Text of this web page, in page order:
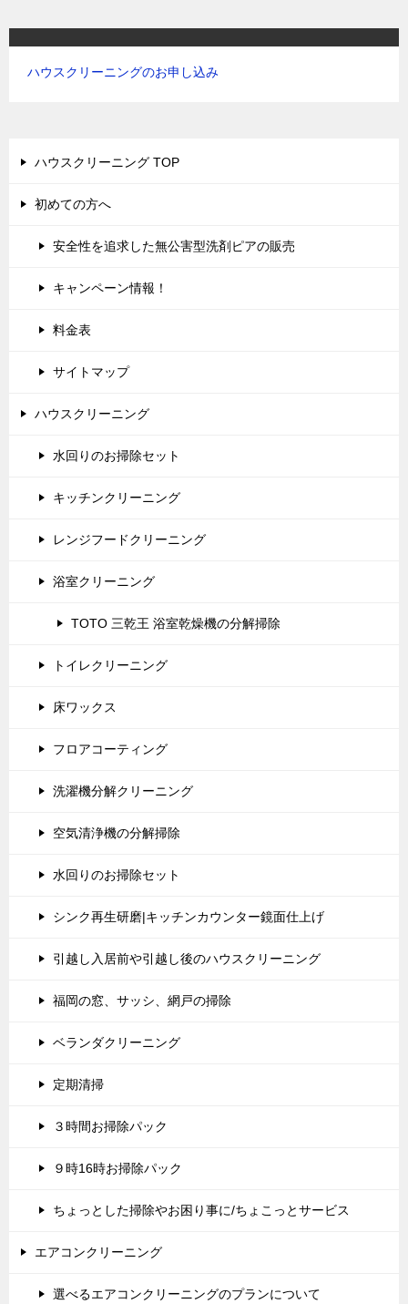
ハウスクリーニングのお申し込み
ハウスクリーニング TOP
初めての方へ
安全性を追求した無公害型洗剤ピアの販売
キャンペーン情報！
料金表
サイトマップ
ハウスクリーニング
水回りのお掃除セット
キッチンクリーニング
レンジフードクリーニング
浴室クリーニング
TOTO 三乾王 浴室乾燥機の分解掃除
トイレクリーニング
床ワックス
フロアコーティング
洗濯機分解クリーニング
空気清浄機の分解掃除
水回りのお掃除セット
シンク再生研磨|キッチンカウンター鏡面仕上げ
引越し入居前や引越し後のハウスクリーニング
福岡の窓、サッシ、網戸の掃除
ベランダクリーニング
定期清掃
３時間お掃除パック
９時16時お掃除パック
ちょっとした掃除やお困り事に/ちょこっとサービス
エアコンクリーニング
選べるエアコンクリーニングのプランについて